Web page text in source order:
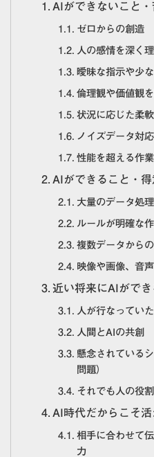
AIができないこと
ゼロからの創造
人の感情を深く
曖昧な指示や少
倫理観や価値観
状況に応じた柔
ノイズデータ対応
性能を超える作業
AIができること・
大量のデータ処
ルールが明確な
複数データから
映像や画像、音
近い将来にAIがで
人が行なってい
人間とAIの共創
懸念されている
問題）
それでも人の役
AI時代だからこそ活
相手に合わせて
力